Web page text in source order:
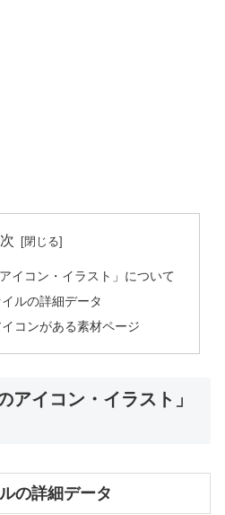
イコン・イラスト」について
ルの詳細データ
コンがある素材ページ
アイコン・イラスト」
の詳細データ